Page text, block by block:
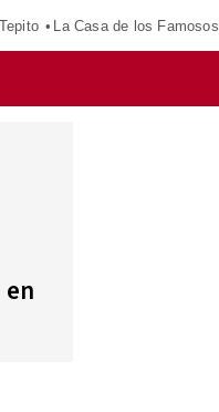
La Casa de los Famosos